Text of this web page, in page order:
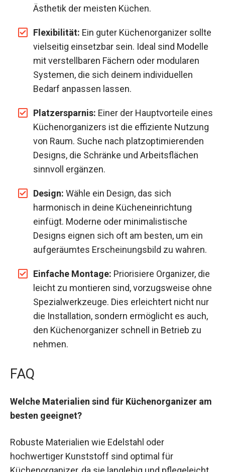
Ästhetik der meisten Küchen.
Flexibilität: Ein guter Küchenorganizer sollte
vielseitig einsetzbar sein. Ideal sind Modelle
mit verstellbaren Fächern oder modularen
Systemen, die sich deinem individuellen
Bedarf anpassen lassen.
Platzersparnis: Einer der Hauptvorteile eines
Küchenorganizers ist die effiziente Nutzung
von Raum. Suche nach platzoptimierenden
Designs, die Schränke und Arbeitsflächen
sinnvoll ergänzen.
Design: Wähle ein Design, das sich
harmonisch in deine Kücheneinrichtung
einfügt. Moderne oder minimalistische
Designs eignen sich oft am besten, um ein
aufgeräumtes Erscheinungsbild zu wahren.
Einfache Montage: Priorisiere Organizer, die
leicht zu montieren sind, vorzugsweise ohne
Spezialwerkzeuge. Dies erleichtert nicht nur
die Installation, sondern ermöglicht es auch,
den Küchenorganizer schnell in Betrieb zu
nehmen.
FAQ
Welche Materialien sind für Küchenorganizer am
besten geeignet?
Robuste Materialien wie Edelstahl oder
hochwertiger Kunststoff sind optimal für